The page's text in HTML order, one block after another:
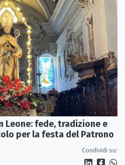
Leone: fede, tradizione e
per la festa del Patrono
Condividi su: